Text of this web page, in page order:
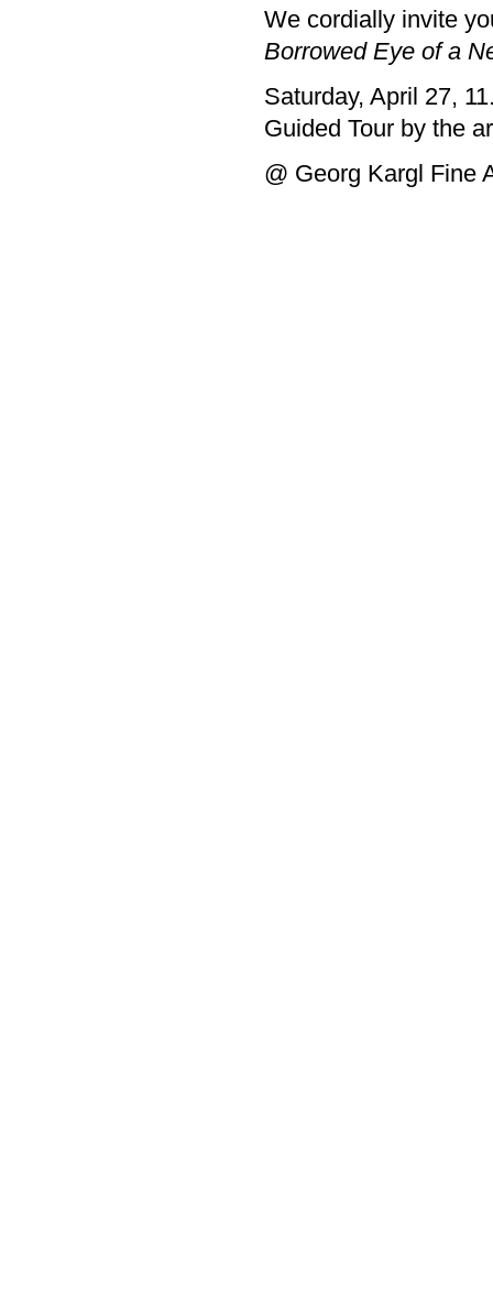
We cordially invite
Borrowed Eye of a
Saturday, April 27,
Guided Tour by the
@ Georg Kargl Fine